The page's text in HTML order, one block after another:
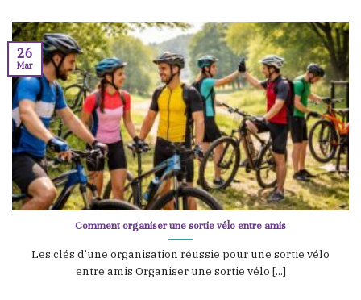
Comment organiser une sortie vélo entre amis
Les clés d’une organisation réussie pour une sortie vélo
entre amis Organiser une sortie vélo [...]
26
Mar